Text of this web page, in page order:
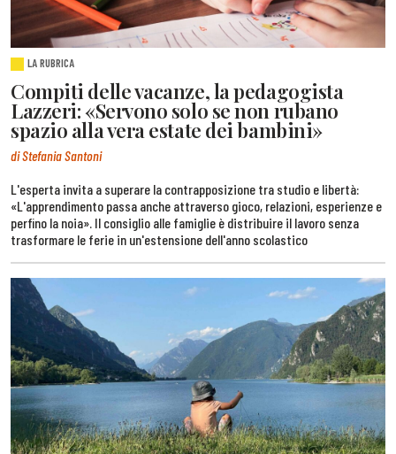
LA RUBRICA
Compiti delle vacanze, la pedagogista
Lazzeri: «Servono solo se non rubano
spazio alla vera estate dei bambini»
di Stefania Santoni
L'esperta invita a superare la contrapposizione tra studio e libertà:
«L'apprendimento passa anche attraverso gioco, relazioni, esperienze e
perfino la noia». Il consiglio alle famiglie è distribuire il lavoro senza
trasformare le ferie in un'estensione dell'anno scolastico